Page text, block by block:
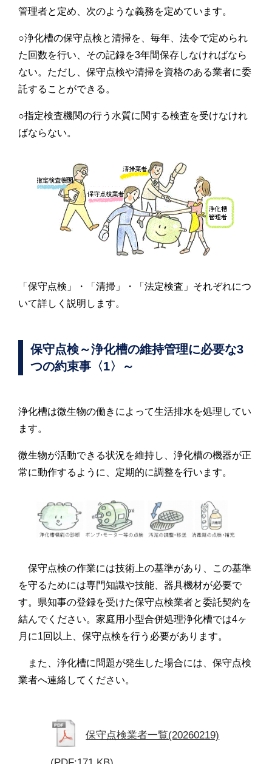
管理者と定め、次のような義務を定めています。
○浄化槽の保守点検と清掃を、毎年、法令で定められ
た回数を行い、その記録を3年間保存しなければなら
ない。ただし、保守点検や清掃を資格のある業者に委
託することができる。
○指定検査機関の行う水質に関する検査を受けなけれ
ばならない。
「保守点検」・「清掃」・「法定検査」それぞれにつ
いて詳しく説明します。
保守点検～浄化槽の維持管理に必要な3
つの約束事〈1〉～
浄化槽は微生物の働きによって生活排水を処理してい
ます。
微生物が活動できる状況を維持し、浄化槽の機器が正
常に動作するように、定期的に調整を行います。
保守点検の作業には技術上の基準があり、この基準
を守るためには専門知識や技能、器具機材が必要で
す。県知事の登録を受けた保守点検業者と委託契約を
結んでください。家庭用小型合併処理浄化槽では4ヶ
月に1回以上、保守点検を行う必要があります。
また、浄化槽に問題が発生した場合には、保守点検
業者へ連絡してください。
保守点検業者一覧(20260219)